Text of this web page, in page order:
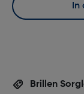
Brillen